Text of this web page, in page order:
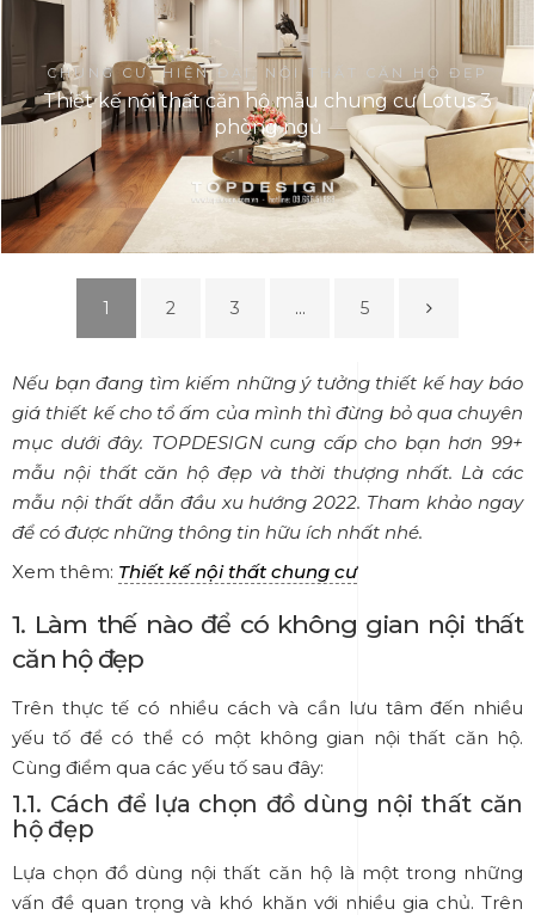
CHUNG CƯ, HIỆN ĐẠI, NỘI THẤT CĂN HỘ ĐẸP
Thiết kế nội thất căn hộ mẫu chung cư Lotus 3
phòng ngủ
1 2 3 … 5
Nếu bạn đang tìm kiếm những ý tưởng thiết kế hay báo
giá thiết kế cho tổ ấm của mình thì đừng bỏ qua chuyên
mục dưới đây. TOPDESIGN cung cấp cho bạn hơn 99+
mẫu nội thất căn hộ đẹp và thời thượng nhất. Là các
mẫu nội thất dẫn đầu xu hướng 2022. Tham khảo ngay
để có được những thông tin hữu ích nhất nhé.
Xem thêm: Thiết kế nội thất chung cư
1. Làm thế nào để có không gian nội thất
căn hộ đẹp
Trên thực tế có nhiều cách và cần lưu tâm đến nhiều
yếu tố để có thể có một không gian nội thất căn hộ.
Cùng điểm qua các yếu tố sau đây:
1.1. Cách để lựa chọn đồ dùng nội thất căn
hộ đẹp
Lựa chọn đồ dùng nội thất căn hộ là một trong những
vấn đề quan trọng và khó khăn với nhiều gia chủ. Trên